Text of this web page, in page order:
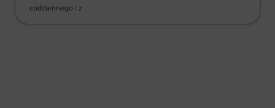
codziennego i z